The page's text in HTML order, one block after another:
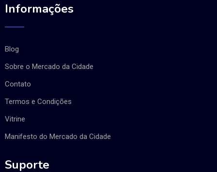
Informações
Blog
Sobre o Mercado da Cidade
Contato
Termos e Condições
Vitrine
Manifesto do Mercado da Cidade
Suporte